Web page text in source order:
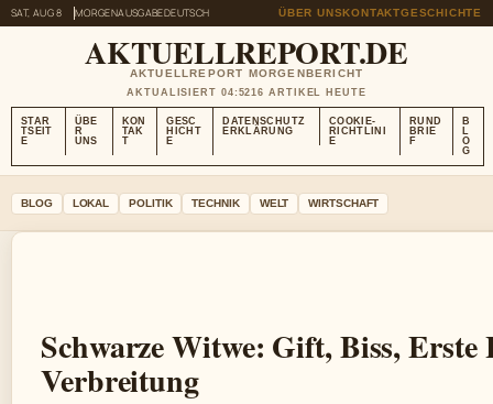
SAT, AUG 8 MORGENAUSGABEDEUTSCH ÜBER UNSKONTAKTGESCHICHTE
AKTUELLREPORT.DE
AKTUELLREPORT MORGENBERICHT
AKTUALISIERT 04:5216 ARTIKEL HEUTE
STAR
TSEIT
E
ÜBE
R
UNS
KON
TAK
T
GESC
HICHT
E
DATENSCHUTZ
ERKLÄRUNG
COOKIE-
RICHTLINI
E
RUND
BRIE
F
B
L
O
G
BLOG LOKAL POLITIK TECHNIK WELT WIRTSCHAFT
Schwarze Witwe: Gift, Biss,
Verbreitung